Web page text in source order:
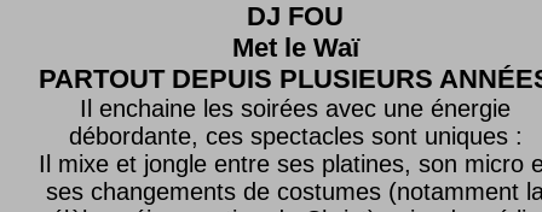
DJ FOU
Met le Waï
PARTOUT DEPUIS PLUSIEURS
Il enchaine les soirées avec une énergie
débordante, ces spectacles sont uniques :
Il mixe et jongle entre ses platines, son micro
ses changements de costumes (notamment